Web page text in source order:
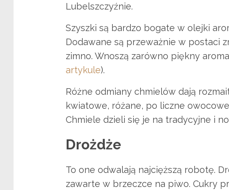
Lubelszczyźnie.
Szyszki są bardzo bogate w olejki
Dodawane są przeważnie w postaci
zimno. Wnoszą zarówno piękny
artykule).
Różne odmiany chmielów dają
kwiatowe, różane, po liczne
Chmiele dzieli się je na tradycyjne i
Drożdże
To one odwalają najcięższą robotę.
zawarte w brzeczce na piwo. Cukry